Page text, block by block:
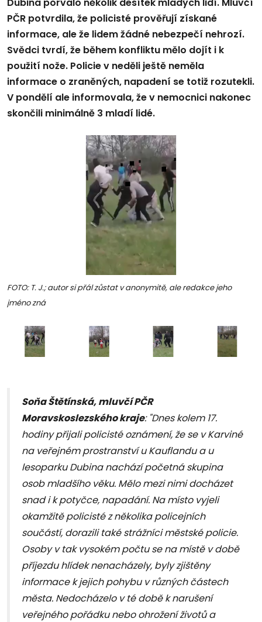
Dubina porvalo několik desítek mladých lidí. Mluvčí
PČR potvrdila, že policisté prověřují získané
informace, ale že lidem žádné nebezpečí nehrozí.
Svědci tvrdí, že během konfliktu mělo dojít i k
použití nože. Policie v neděli ještě neměla
informace o zraněných, napadení se totiž rozutekli.
V pondělí ale informovala, že v nemocnici nakonec
skončili minimálně 3 mladí lidé.
FOTO: T. J.; autor si přál zůstat v anonymitě, ale redakce jeho
jméno zná
Soňa Štětínská, mluvčí PČR
Moravskoslezského kraje: "Dnes kolem 17.
hodiny přijali policisté oznámení, že se v Karviné
na veřejném prostranství u Kauflandu a u
lesoparku Dubina nachází početná skupina
osob mladšího věku. Mělo mezi nimi docházet
snad i k potyčce, napadání. Na místo vyjeli
okamžitě policisté z několika policejních
součástí, dorazili také strážníci městské policie.
Osoby v tak vysokém počtu se na místě v době
příjezdu hlídek nenacházely, byly zjištěny
informace k jejich pohybu v různých částech
města. Nedocházelo v té době k narušení
veřejného pořádku nebo ohrožení životů a